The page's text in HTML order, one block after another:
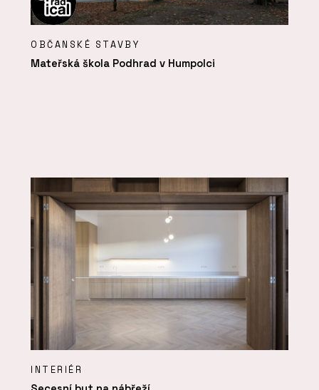
OBČANSKÉ STAVBY
Mateřská škola Podhrad v Humpolci
INTERIÉR